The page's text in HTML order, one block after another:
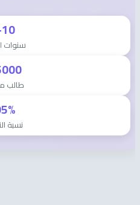
10+
سنوات
طالب
نسبة